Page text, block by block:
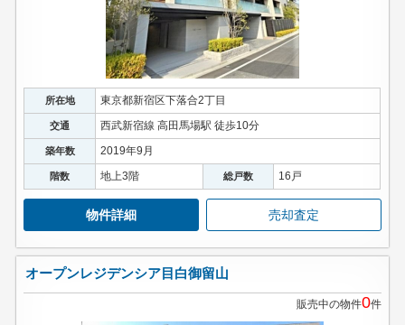
所在地 東京都新宿区下落合2丁目
交通 西武新宿線 高田馬場駅 徒歩10分
築年数 2019年9月
階数 地上3階 総戸数 16戸
物件詳細 売却査定
オープンレジデンシア目白御留山
販売中の物件0件